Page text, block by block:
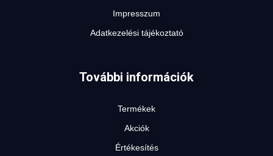
TARGONCÁK
Impresszum
Adatkezelési tájékoztató
További információk
Termékek
Akciók
Értékesítés